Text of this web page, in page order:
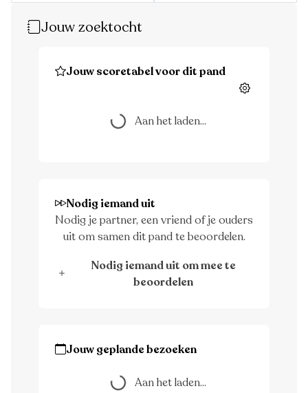
Jouw zoektocht
Jouw scoretabel voor dit pand
Instellingen
Aan het laden... Aan het laden...
Nodig iemand uit
Nodig je partner, een vriend of je ouders
uit om samen dit pand te beoordelen.
Nodig iemand uit om mee te
beoordelen
Jouw geplande bezoeken
Aan het laden... Aan het laden...